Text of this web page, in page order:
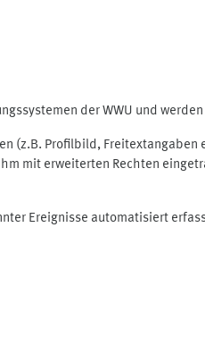
der WWU und
Profilbild,
mit erweiterten Rechten
Ereignisse automatisiert